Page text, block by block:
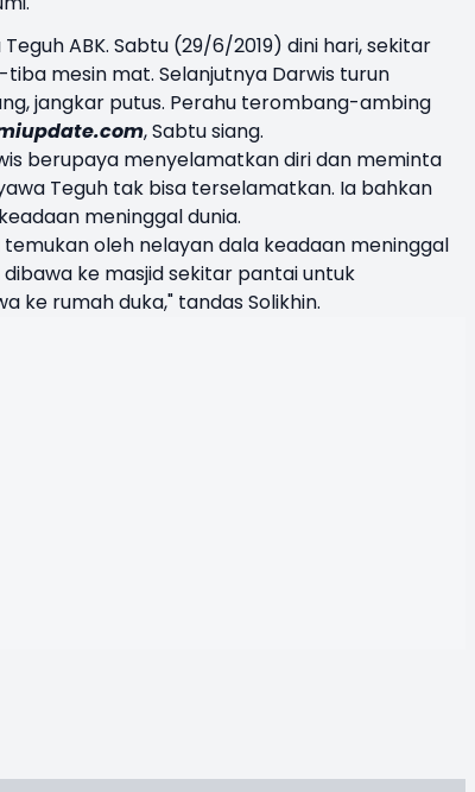
ABK. Sabtu (29/6/2019) dini hari, sekitar
tiba mesin mat. Selanjutnya Darwis turun
jangkar putus. Perahu terombang-ambing
, Sabtu siang.
berupaya menyelamatkan diri dan meminta
Teguh tak bisa terselamatkan. Ia bahkan
meninggal dunia.
temukan oleh nelayan dala keadaan meninggal
ke masjid sekitar pantai untuk
ke rumah duka," tandas Solikhin.